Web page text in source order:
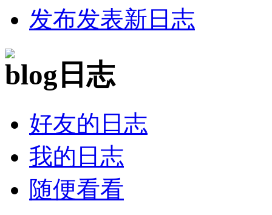
发布发表新日志
日志
好友的日志
我的日志
随便看看